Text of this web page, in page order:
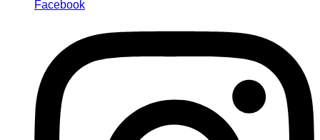
Facebook